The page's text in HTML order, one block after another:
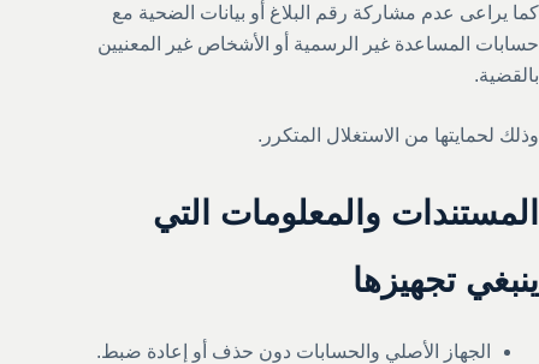
كما يراعى عدم مشاركة رقم البلاغ أو بيانات الضحية مع
حسابات المساعدة غير الرسمية أو الأشخاص غير المعنيين
بالقضية.
وذلك لحمايتها من الاستغلال المتكرر.
المستندات والمعلومات التي
ينبغي تجهيزها
الجهاز الأصلي والحسابات دون حذف أو إعادة ضبط.